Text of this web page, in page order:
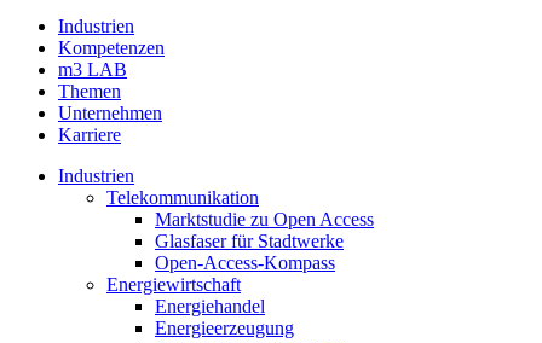
Industrien
Kompetenzen
m3 LAB
Themen
Unternehmen
Karriere
Industrien
Telekommunikation
Marktstudie zu Open Access
Glasfaser für Stadtwerke
Open-Access-Kompass
Energiewirtschaft
Energiehandel
Energieerzeugung